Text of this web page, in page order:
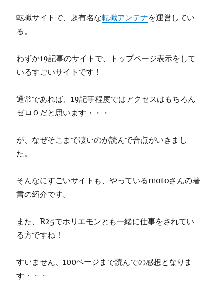
転職サイトで、超有名な転職アンテナを運営してい
る。
わずか19記事のサイトで、トップページ表示をして
いるすごいサイトです！
通常であれば、19記事程度ではアクセスはもちろん
ゼロ０だと思います・・・
が、なぜそこまで凄いのか読んで合点がいきまし
た。
そんなにすごいサイトも、やっているmotoさんの著
書の紹介です。
また、R25でホリエモンとも一緒に仕事をされてい
る方ですね！
すいません、100ページまで読んでの感想となりま
す・・・